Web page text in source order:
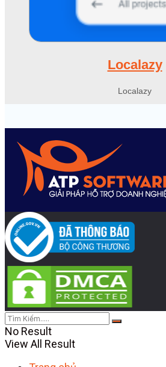
Localazy
Localazy
No Result
View All Result